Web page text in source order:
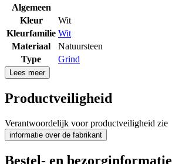
Algemeen
Kleur
Wit
Kleurfamilie Wit
Materiaal
Natuursteen
Type
Grind
Lees meer
Productveiligheid
Verantwoordelijk voor productveiligheid zie
informatie over de fabrikant
Bestel- en bezorginformatie